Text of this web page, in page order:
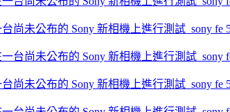
尚未公布的 Sony 新相機上進行測試_sony fe
尚未公布的 Sony 新相機上進行測試_sony fe